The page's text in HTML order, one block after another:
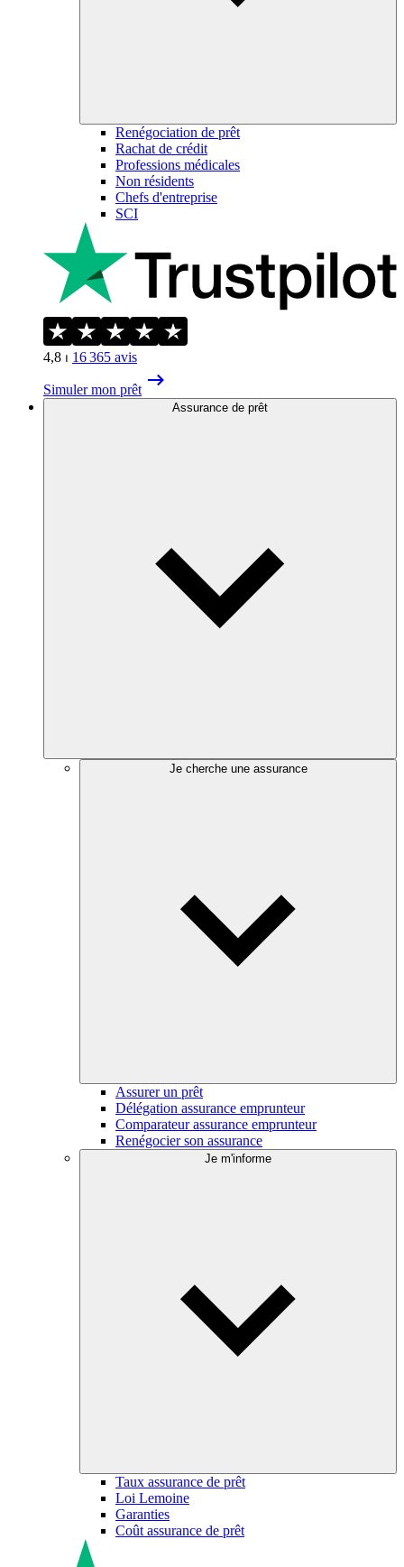
Renégociation de prêt
Rachat de crédit
Professions médicales
Non résidents
Chefs d'entreprise
SCI
4,8 ⏐ 16 365 avis
Simuler mon prêt
Assurance de prêt
Je cherche une assurance
Assurer un prêt
Délégation assurance emprunteur
Comparateur assurance emprunteur
Renégocier son assurance
Je m'informe
Taux assurance de prêt
Loi Lemoine
Garanties
Coût assurance de prêt